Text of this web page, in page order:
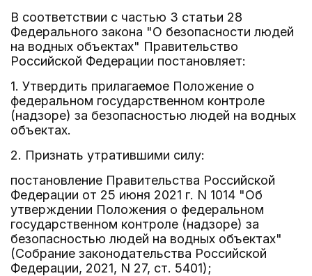
В соответствии с частью 3 статьи 28
Федерального закона "О безопасности людей
на водных объектах" Правительство
Российской Федерации постановляет:
1. Утвердить прилагаемое Положение о
федеральном государственном контроле
(надзоре) за безопасностью людей на водных
объектах.
2. Признать утратившими силу:
постановление Правительства Российской
Федерации от 25 июня 2021 г. N 1014 "Об
утверждении Положения о федеральном
государственном контроле (надзоре) за
безопасностью людей на водных объектах"
(Собрание законодательства Российской
Федерации, 2021, N 27, ст. 5401);